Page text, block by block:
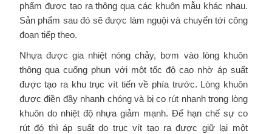
phẩm được tạo ra thông qua các khuôn mẫu khác nhau.
Sản phẩm sau đó sẽ được làm nguội và chuyển tới công
đoạn tiếp theo.
Nhựa được gia nhiệt nóng chảy, bơm vào lòng khuôn
thông qua cuống phun với một tốc độ cao nhờ áp suất
được tạo ra khu trục vít tiến về phía trước. Lòng khuôn
được điền đầy nhanh chóng và bị co rút nhanh trong lòng
khuôn do nhiệt độ nhựa giảm mạnh. Để hạn chế sự co
rút đó thì áp suất do trục vít tạo ra được giữ lại một